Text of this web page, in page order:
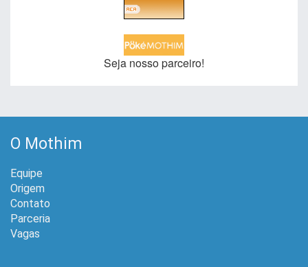
Seja nosso parceiro!
O Mothim
Equipe
Origem
Contato
Parceria
Vagas